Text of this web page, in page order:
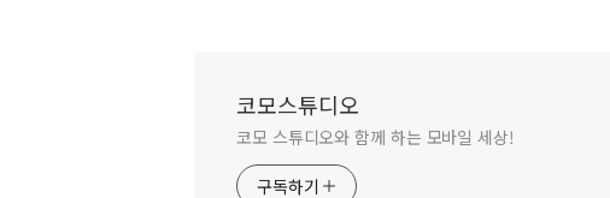
코모스튜디오
코모 스튜디오와 함께 하는 모바일 세상!
구독하기